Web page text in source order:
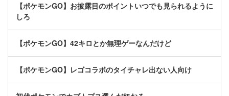
【ポケモンGO】お披露目のポイントいつでも見られるように
しろ
【ポケモンGO】42キロとか無理ゲーなんだけど
【ポケモンGO】レゴコラボのタイチャレ出ない人向け